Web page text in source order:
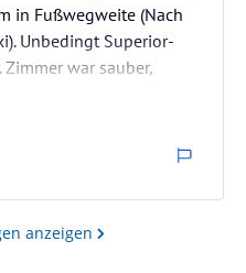
in Fußwegweite (Nach
Unbedingt Superior-
war sauber,
Summe erinnert das
Motel-Zuschnitt.
anzeigen